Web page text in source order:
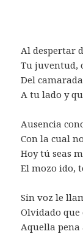
Al despertar
Tu juventud,
Del
A tu lado y
Ausencia
Con la cual
Hoy tú seas
El mozo ido,
Sin voz le
Olvidado que
Aquella pena